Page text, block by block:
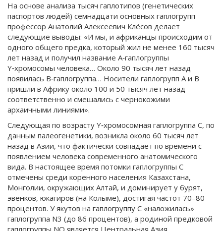
На основе анализа тысяч гаплотипов (генетических
паспортов людей) семнадцати основных гаплогрупп
профессор Анатолий Алексеевич Клёсов делает
следующие выводы: «И мы, и африканцы происходим от
одного общего предка, который жил не менее 160 тысяч
лет назад и получил название А‑гаплогруппы
Y‑хромосомы человека… Около 90 тысяч лет назад
появилась В‑гаплогруппа… Носители гаплогрупп А и В
пришли в Африку около 100 и 50 тысяч лет назад
соответственно и смешались с чернокожими
архаичными линиями».
Следующая по возрасту Y‑хромосомная гаплогруппа С, по
данным палеогенетики, возникла около 60 тысяч лет
назад в Азии, что фактически совпадает по времени с
появлением человека современного анатомического
вида. В настоящее время потомки гаплогруппы С
отмечены среди коренного населения Казахстана,
Монголии, окружающих Алтай, и доминирует у бурят,
эвенков, юкагиров (на Колыме), достигая частот 70–80
процентов. У якутов на гаплогруппу С «наложилась»
гаплогруппа N3 (до 86 процентов), а родиной предковой
гаплогруппы NO является Центральная Азия.